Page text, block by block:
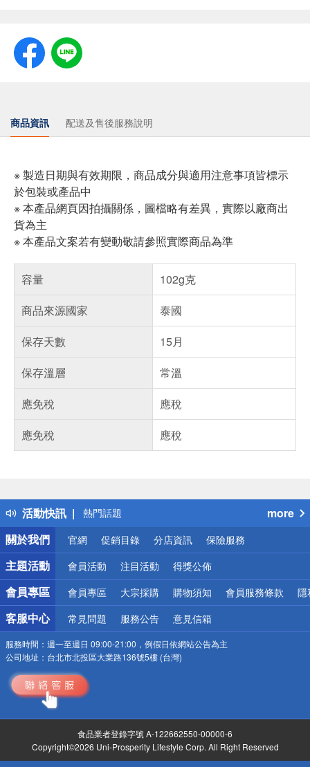
商品資訊 配送及售後服務說明
※ 製造日期與有效期限，商品成分與適用注意事項皆標示
於包裝或產品中
※ 本產品網頁因拍攝關係，圖檔略有差異，實際以廠商出
貨為主
※ 本產品文案若有變動敬請參照實際商品為準
容量
102g克
商品來源國家
泰國
保存天數
15月
保存溫層
常溫
應免稅
應稅
應免稅
應稅
活動快訊
得獎公告
熱門話題
銀行優惠
偏遠地區配送
詐騙網頁！請小心！
more
關於我們
官網 促銷目錄 分店資訊 保險服務
主題活動 會員活動 注目活動 得獎公佈
會員專區 會員專區 大宗採購 購物須知 會員服務條款 隱
客服中心 常見問題 服務公告 意見信箱
服務時間： 週一至週日 09:00-21:00，例假日依網站公告為主
公司地址： 台北市北投區大業路136號5樓 (台灣)
食品業者登錄字號 A-122662550-00000-6
Copyright©2026 Uni-Prosperity Lifestyle Corp. All Right Reserved